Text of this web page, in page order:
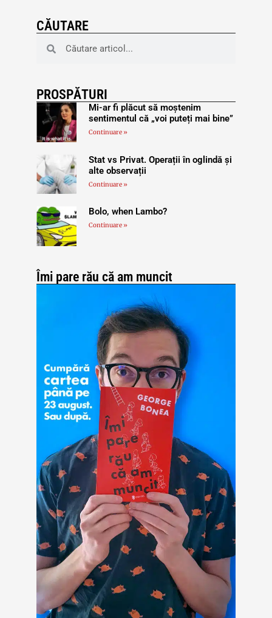
CĂUTARE
PROSPĂTURI
Mi-ar fi plăcut să moștenim
sentimentul că „voi puteți mai bine”
Continuare »
Stat vs Privat. Operații în oglindă și
alte observații
Continuare »
Bolo, when Lambo?
Continuare »
Îmi pare rău că am muncit